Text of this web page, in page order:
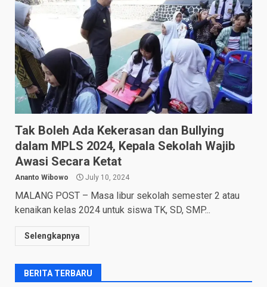
Tak Boleh Ada Kekerasan dan Bullying
dalam MPLS 2024, Kepala Sekolah Wajib
Awasi Secara Ketat
Ananto Wibowo July 10, 2024
MALANG POST – Masa libur sekolah semester 2 atau
kenaikan kelas 2024 untuk siswa TK, SD, SMP...
Selengkapnya
BERITA TERBARU